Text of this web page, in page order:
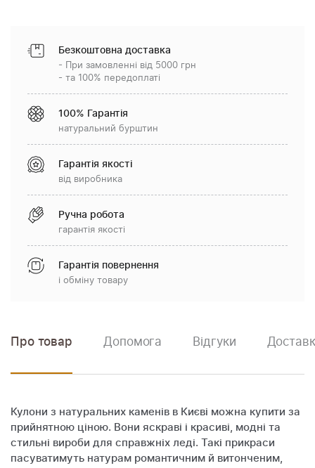
Безкоштовна доставка
- При замовленні від 5000 грн
- та 100% передоплаті
100% Гарантія
натуральний бурштин
Гарантія якості
від виробника
Ручна робота
гарантія якості
Гарантія повернення
і обміну товару
Про товар Допомога Відгуки
Кулони з натуральних каменів в Києві можна купити за
прийнятною ціною. Вони яскраві і красиві, модні та
стильні вироби для справжніх леді. Такі прикраси
пасуватимуть натурам романтичним й витонченим,